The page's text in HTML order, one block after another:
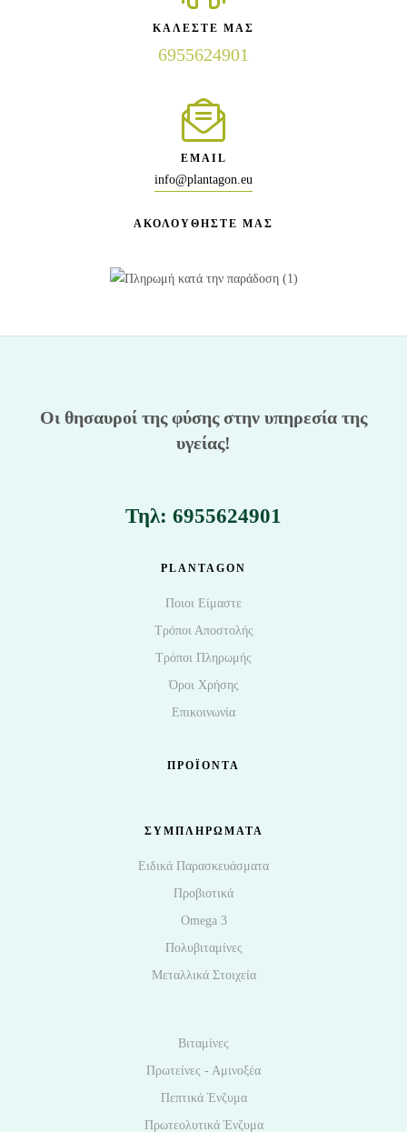
ΚΑΛΕΣΤΕ ΜΑΣ
6955624901
EMAIL
info@plantagon.eu
ΑΚΟΛΟΥΘΗΣΤΕ ΜΑΣ
Οι θησαυροί της φύσης στην υπηρεσία της
υγείας!
Τηλ: 6955624901
PLANTAGON
Ποιοι Είμαστε
Τρόποι Αποστολής
Τρόποι Πληρωμής
Όροι Χρήσης
Επικοινωνία
ΠΡΟΪΌΝΤΑ
ΣΥΜΠΛΗΡΩΜΑΤΑ
Ειδικά Παρασκευάσματα
Προβιοτικά
Omega 3
Πολυβιταμίνες
Μεταλλικά Στοιχεία
Βιταμίνες
Πρωτείνες - Αμινοξέα
Πεπτικά Ένζυμα
Πρωτεολυτικά Ένζυμα